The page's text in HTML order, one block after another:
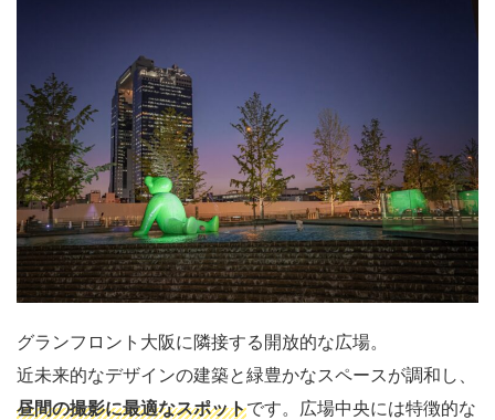
グランフロント大阪に隣接する開放的な広場。
近未来的なデザインの建築と緑豊かなスペースが調和し、
昼間の撮影に最適なスポットです。広場中央には特徴的な